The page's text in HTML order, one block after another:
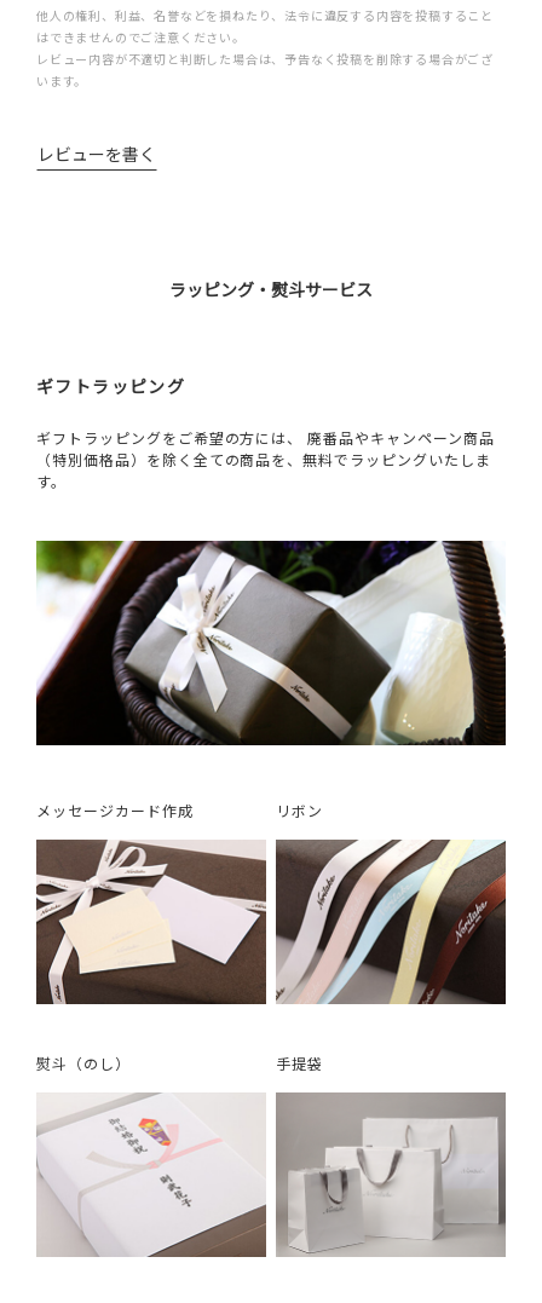
他人の権利、利益、名誉などを損ねたり、法令に違反する内容を投稿すること
はできませんのでご注意ください。
レビュー内容が不適切と判断した場合は、予告なく投稿を削除する場合がござ
います。
レビューを書く
ラッピング・熨斗サービス
ギフトラッピング
ギフトラッピングをご希望の方には、 廃番品やキャンペーン商品
（特別価格品）を除く全ての商品を、無料でラッピングいたしま
す。
メッセージカード作成 リボン
熨斗（のし） 手提袋